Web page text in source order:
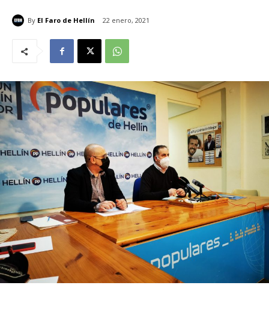
By El Faro de Hellín 22 enero, 2021